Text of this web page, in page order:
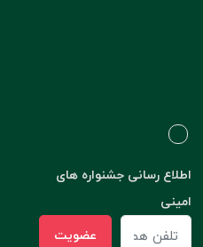
اطلاع رسانی جشنواره های
امینی
عضویت